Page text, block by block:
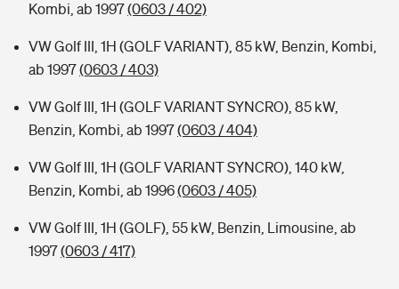
Kombi, ab 1997(0603 / 402)
VW Golf III, 1H (GOLF VARIANT), 85 kW, Benzin, Kombi,
ab 1997(0603 / 403)
VW Golf III, 1H (GOLF VARIANT SYNCRO), 85 kW,
Benzin, Kombi, ab 1997(0603 / 404)
VW Golf III, 1H (GOLF VARIANT SYNCRO), 140 kW,
Benzin, Kombi, ab 1996(0603 / 405)
VW Golf III, 1H (GOLF), 55 kW, Benzin, Limousine, ab
1997(0603 / 417)